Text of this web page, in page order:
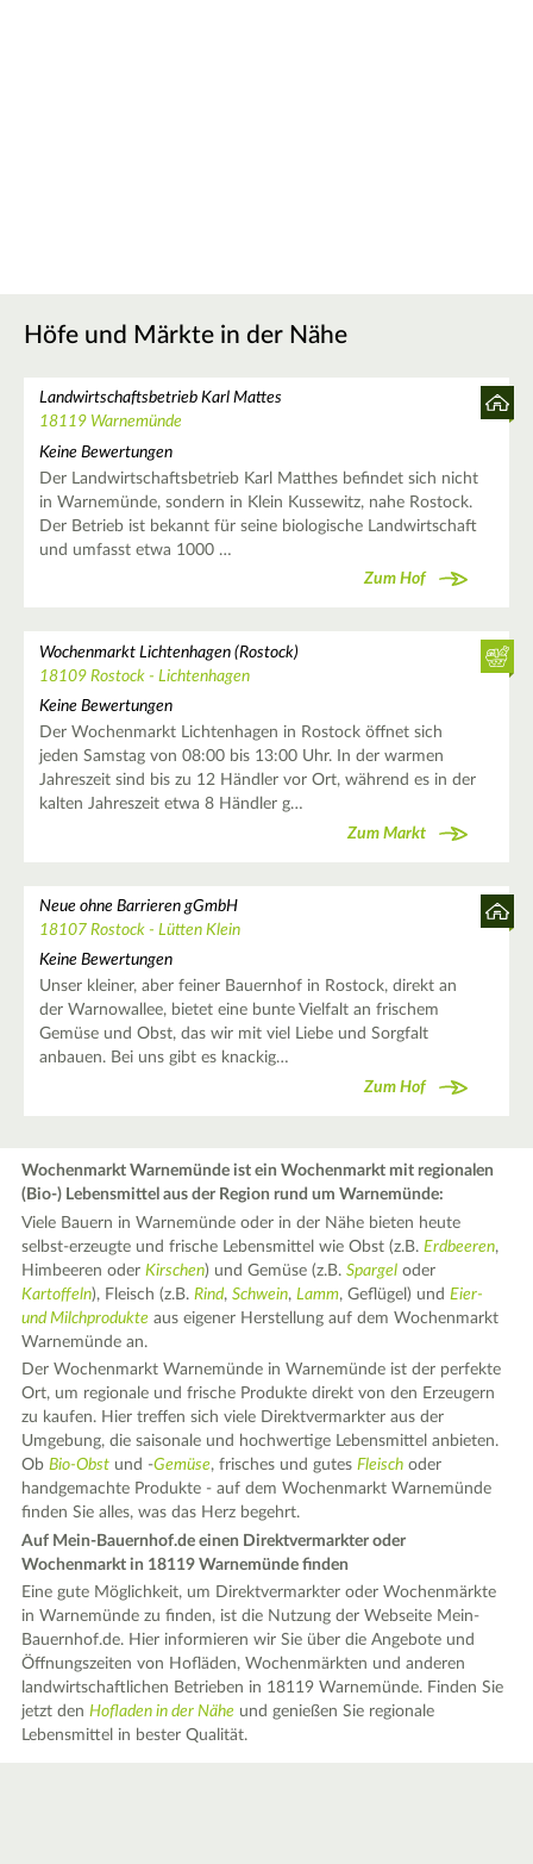
Höfe und Märkte in der Nähe
Landwirtschaftsbetrieb Karl Mattes
18119 Warnemünde
Keine Bewertungen
Der Landwirtschaftsbetrieb Karl Matthes befindet sich nicht
in Warnemünde, sondern in Klein Kussewitz, nahe Rostock.
Der Betrieb ist bekannt für seine biologische Landwirtschaft
und umfasst etwa 1000 …
Zum Hof
Wochenmarkt Lichtenhagen (Rostock)
18109 Rostock - Lichtenhagen
Keine Bewertungen
Der Wochenmarkt Lichtenhagen in Rostock öffnet sich
jeden Samstag von 08:00 bis 13:00 Uhr. In der warmen
Jahreszeit sind bis zu 12 Händler vor Ort, während es in der
kalten Jahreszeit etwa 8 Händler g…
Zum Markt
Neue ohne Barrieren gGmbH
18107 Rostock - Lütten Klein
Keine Bewertungen
Unser kleiner, aber feiner Bauernhof in Rostock, direkt an
der Warnowallee, bietet eine bunte Vielfalt an frischem
Gemüse und Obst, das wir mit viel Liebe und Sorgfalt
anbauen. Bei uns gibt es knackig…
Zum Hof
Wochenmarkt Warnemünde ist ein Wochenmarkt mit regionalen
(Bio-) Lebensmittel aus der Region rund um Warnemünde:
Viele Bauern in Warnemünde oder in der Nähe bieten heute
selbst-erzeugte und frische Lebensmittel wie Obst (z.B.Erdbeeren,
Himbeeren oderKirschen) und Gemüse (z.B.Spargel oder
Kartoffeln), Fleisch (z.B.Rind,Schwein,Lamm, Geflügel) undEier-
und Milchprodukte aus eigener Herstellung auf dem Wochenmarkt
Warnemünde an.
Der Wochenmarkt Warnemünde in Warnemünde ist der perfekte
Ort, um regionale und frische Produkte direkt von den Erzeugern
zu kaufen. Hier treffen sich viele Direktvermarkter aus der
Umgebung, die saisonale und hochwertige Lebensmittel anbieten.
ObBio-Obst und -Gemüse, frisches und gutesFleisch oder
handgemachte Produkte - auf dem Wochenmarkt Warnemünde
finden Sie alles, was das Herz begehrt.
Auf Mein-Bauernhof.de einen Direktvermarkter oder
Wochenmarkt in 18119 Warnemünde finden
Eine gute Möglichkeit, um Direktvermarkter oder Wochenmärkte
in Warnemünde zu finden, ist die Nutzung der Webseite Mein-
Bauernhof.de. Hier informieren wir Sie über die Angebote und
Öffnungszeiten von Hofläden, Wochenmärkten und anderen
landwirtschaftlichen Betrieben in 18119 Warnemünde. Finden Sie
jetzt denHofladen in der Nähe und genießen Sie regionale
Lebensmittel in bester Qualität.